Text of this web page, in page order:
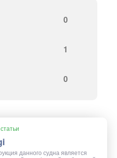
0
1
0
данного судна является